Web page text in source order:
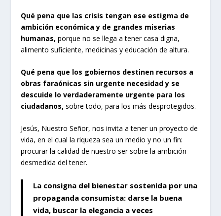
Qué pena que las crisis tengan ese estigma de
ambición económica y de grandes miserias
humanas, porque no se llega a tener casa digna,
alimento suficiente, medicinas y educación de altura.
Qué pena que los gobiernos destinen recursos a
obras faraónicas sin urgente necesidad y se
descuide lo verdaderamente urgente para los
ciudadanos, sobre todo, para los más desprotegidos.
Jesús, Nuestro Señor, nos invita a tener un proyecto de
vida, en el cual la riqueza sea un medio y no un fin:
procurar la calidad de nuestro ser sobre la ambición
desmedida del tener.
La consigna del bienestar sostenida por una
propaganda consumista: darse la buena
vida, buscar la elegancia a veces